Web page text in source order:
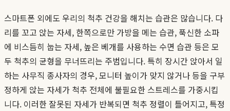
스마트폰 외에도 우리의 척추 건강을 해치는 습관은 많습니다. 다
리를 꼬고 앉는 자세, 한쪽으로만 가방을 메는 습관, 푹신한 소파
에 비스듬히 눕는 자세, 높은 베개를 사용하는 수면 습관 등은 모
두 척추의 균형을 무너뜨리는 주범입니다. 특히 장시간 앉아서 일
하는 사무직 종사자의 경우, 모니터 높이가 맞지 않거나 등을 구부
정하게 앉는 자세가 척추 전체에 불필요한 스트레스를 가중시킵
니다. 이러한 잘못된 자세가 반복되면 척추 정렬이 틀어지고, 특정